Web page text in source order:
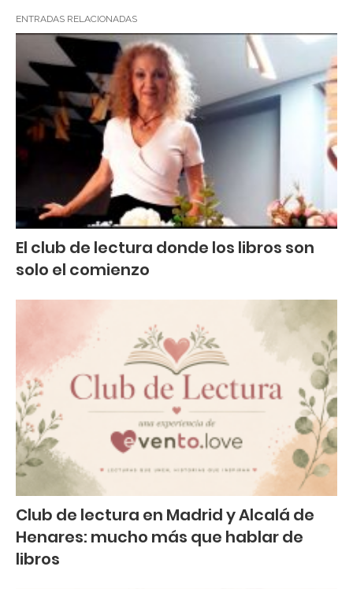
ENTRADAS RELACIONADAS
El club de lectura donde los libros son
solo el comienzo
Club de lectura en Madrid y Alcalá de
Henares: mucho más que hablar de
libros